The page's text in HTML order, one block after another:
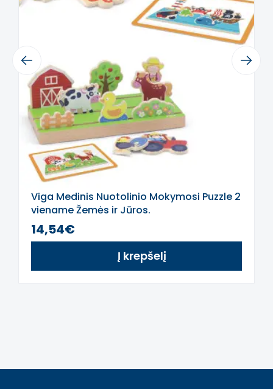
įterpimui (spalvingos, įkvepiančios
grafikos).
- 222 gabalai spalvingų smeigtukų
(smeigtukai).
- Audinio krepšys elementams
(palengvina tvarką po žaidimo).
Žaislas skatina:
- Rankų gudrybės ir motorikos
koordinaciją.
- Vaizduotę ir kūrybiškumą.
- Regos jausmą, preciziją ir tikslumą.
- Kantrybę ir koncentraciją.
Previous
Viga Medinis Nuotolinio Mokymosi Puzzle 2
viename Žemės ir Jūros.
14,54€
Į krepšelį
Next